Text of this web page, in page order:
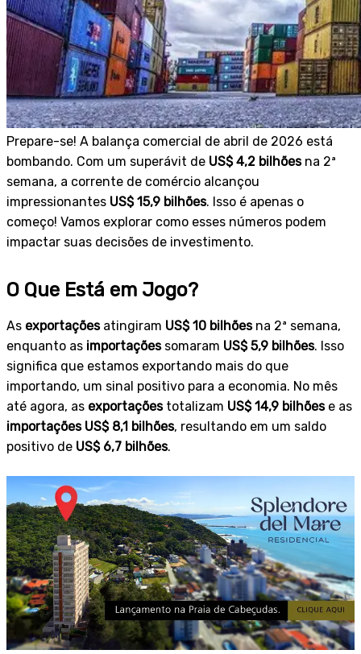
Prepare-se! A balança comercial de abril de 2026 está
bombando. Com um superávit de US$ 4,2 bilhõesna 2ª
semana, a corrente de comércio alcançou
impressionantes US$ 15,9 bilhões. Isso é apenas o
começo! Vamos explorar como esses números podem
impactar suas decisões de investimento.
O Que Está em Jogo?
As exportaçõesatingiram US$ 10 bilhõesna 2ª semana,
enquanto as importaçõessomaram US$ 5,9 bilhões. Isso
significa que estamos exportando mais do que
importando, um sinal positivo para a economia. No mês
até agora, as exportaçõestotalizam US$ 14,9 bilhõese as
importações US$ 8,1 bilhões, resultando em um saldo
positivo de US$ 6,7 bilhões.